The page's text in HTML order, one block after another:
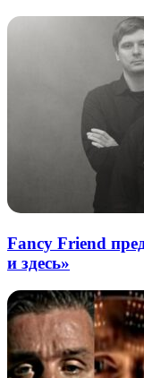
Fancy Friend
и здесь»